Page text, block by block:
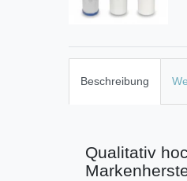
Beschreibung
Qualitativ